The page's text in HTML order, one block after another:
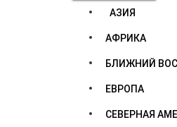
АЗИЯ
АФРИКА
БЛИЖНИЙ
ЕВРОПА
СЕВЕРНАЯ